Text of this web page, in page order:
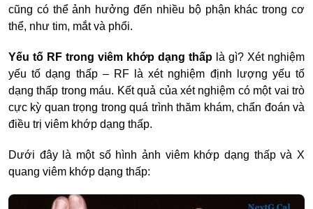
cũng có thể ảnh hưởng đến nhiều bộ phận khác trong cơ
thể, như tim, mắt và phổi.
Yếu tố RF trong viêm khớp dạng thấp là gì? Xét nghiệm
yếu tố dạng thấp – RF là xét nghiệm định lượng yếu tố
dạng thấp trong máu. Kết quả của xét nghiệm có một vai trò
cực kỳ quan trọng trong quá trình thăm khám, chẩn đoán và
điều trị viêm khớp dạng thấp.
Dưới đây là một số hình ảnh viêm khớp dạng thấp và X
quang viêm khớp dạng thấp: